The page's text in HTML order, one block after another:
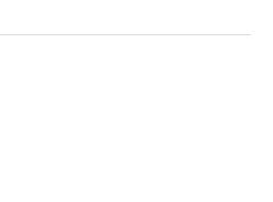
IBM